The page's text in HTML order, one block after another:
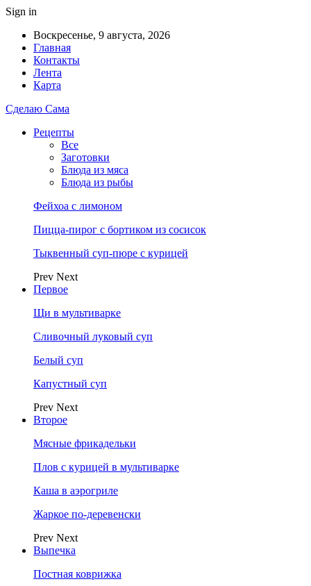
Sign in
Воскресенье, 9 августа, 2026
Главная
Контакты
Лента
Карта
Сделаю Сама
Рецепты
Все
Заготовки
Блюда из мяса
Блюда из рыбы
Фейхоа с лимоном
Пицца-пирог с бортиком из сосисок
Тыквенный суп-пюре с курицей
Prev Next
Первое
Щи в мультиварке
Сливочный луковый суп
Белый суп
Капустный суп
Prev Next
Второе
Мясные фрикадельки
Плов с курицей в мультиварке
Каша в аэрогриле
Жаркое по-деревенски
Prev Next
Выпечка
Постная коврижка